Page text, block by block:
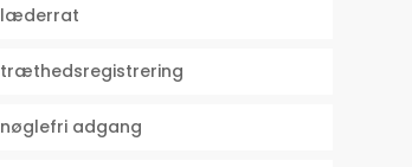
læderrat
træthedsregistrering
nøglefri adgang